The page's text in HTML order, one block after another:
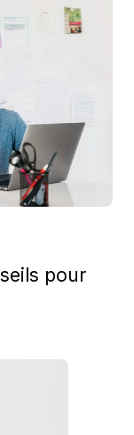
pour